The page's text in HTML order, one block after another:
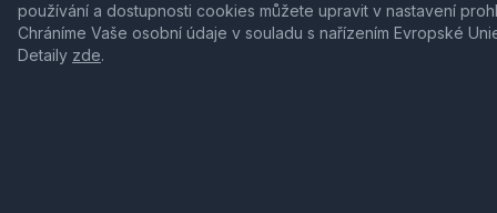
používání a dostupnosti cookies můžete upravit v nastavení
Chráníme Vaše osobní údaje v souladu s nařízením Evropské
Detaily zde.